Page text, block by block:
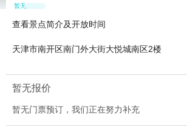
暂无点评
查看景点简介及开放时间
天津市南开区南门外大街大悦城南区2楼
暂无报价
暂无门票预订，我们正在努力补充